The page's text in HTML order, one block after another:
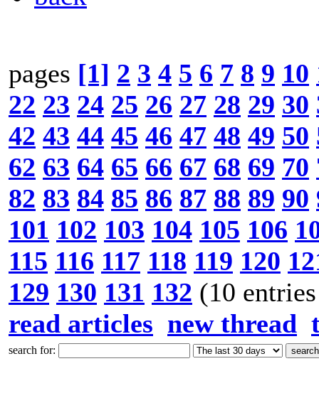
pages [1] 2 3 4 5 6 7 8 9 10
22 23 24 25 26 27 28 29 30
42 43 44 45 46 47 48 49 50
62 63 64 65 66 67 68 69 70
82 83 84 85 86 87 88 89 90
101 102 103 104 105 106
115 116 117 118 119 120
129 130 131 132 (10
read articles new thread
search for: